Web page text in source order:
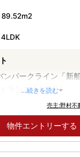
89.52m2
ンパークライン「新
ランスより5分）
戸の大規模レジデ
船橋」駅まで1駅2分
...続きを読む
売主:野村不
物件エントリーする